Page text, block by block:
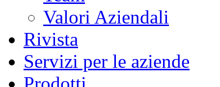
Valori Aziendali
Rivista
Servizi per le aziende